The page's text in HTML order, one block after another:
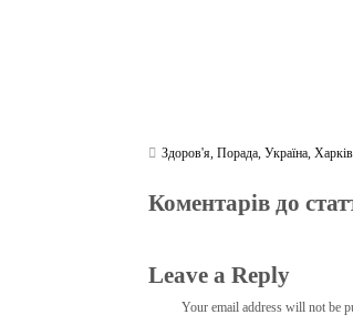
Здоров'я,Порада,Україна,
Коментарів до
Leave a Reply
Your email address will not be